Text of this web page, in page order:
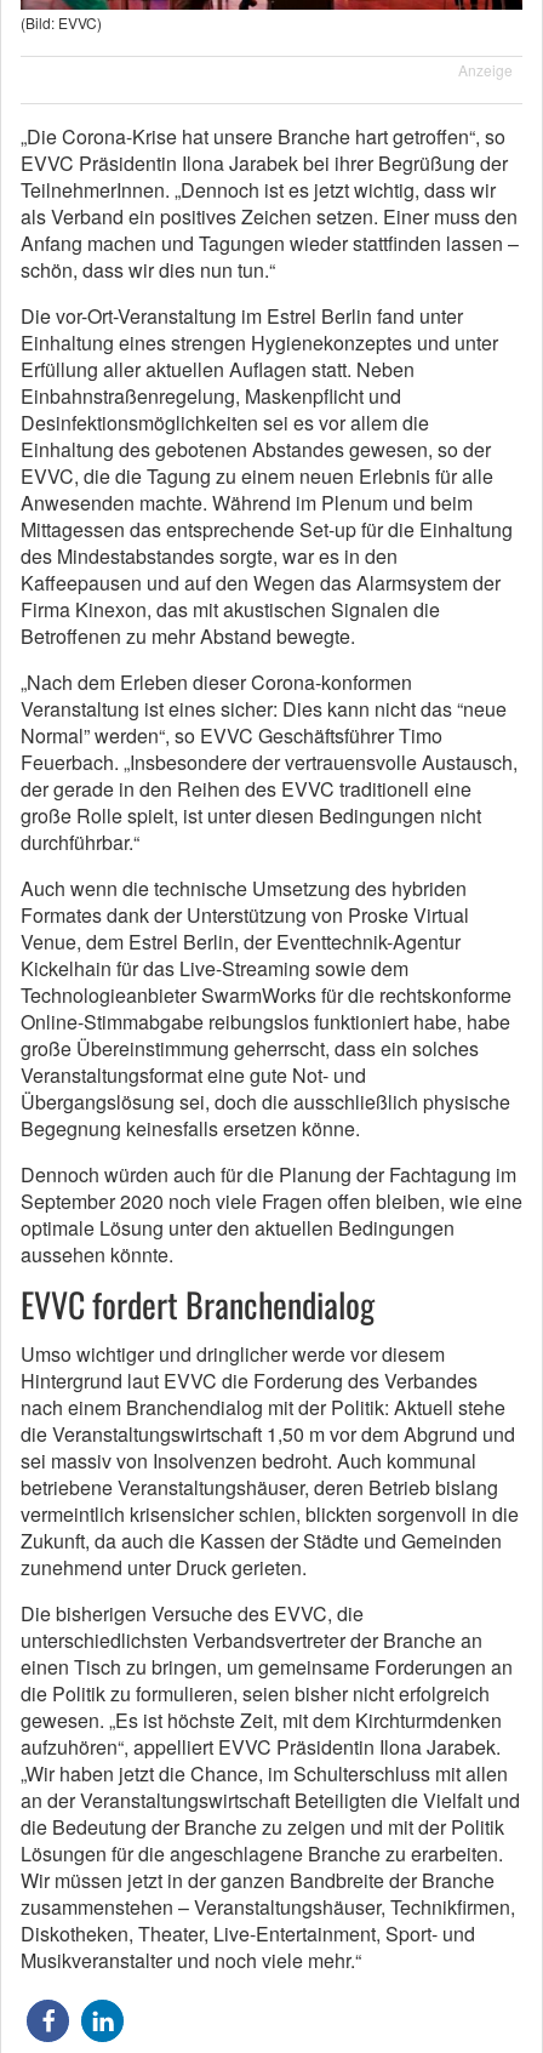
(Bild: EVVC)
Anzeige
„Die Corona-Krise hat unsere Branche hart getroffen“, so
EVVC Präsidentin Ilona Jarabek bei ihrer Begrüßung der
TeilnehmerInnen. „Dennoch ist es jetzt wichtig, dass wir
als Verband ein positives Zeichen setzen. Einer muss den
Anfang machen und Tagungen wieder stattfinden lassen –
schön, dass wir dies nun tun.“
Die vor-Ort-Veranstaltung im Estrel Berlin fand unter
Einhaltung eines strengen Hygienekonzeptes und unter
Erfüllung aller aktuellen Auflagen statt. Neben
Einbahnstraßenregelung, Maskenpflicht und
Desinfektionsmöglichkeiten sei es vor allem die
Einhaltung des gebotenen Abstandes gewesen, so der
EVVC, die die Tagung zu einem neuen Erlebnis für alle
Anwesenden machte. Während im Plenum und beim
Mittagessen das entsprechende Set-up für die Einhaltung
des Mindestabstandes sorgte, war es in den
Kaffeepausen und auf den Wegen das Alarmsystem der
Firma Kinexon, das mit akustischen Signalen die
Betroffenen zu mehr Abstand bewegte.
„Nach dem Erleben dieser Corona-konformen
Veranstaltung ist eines sicher: Dies kann nicht das “neue
Normal” werden“, so EVVC Geschäftsführer Timo
Feuerbach. „Insbesondere der vertrauensvolle Austausch,
der gerade in den Reihen des EVVC traditionell eine
große Rolle spielt, ist unter diesen Bedingungen nicht
durchführbar.“
Auch wenn die technische Umsetzung des hybriden
Formates dank der Unterstützung von Proske Virtual
Venue, dem Estrel Berlin, der Eventtechnik-Agentur
Kickelhain für das Live-Streaming sowie dem
Technologieanbieter SwarmWorks für die rechtskonforme
Online-Stimmabgabe reibungslos funktioniert habe, habe
große Übereinstimmung geherrscht, dass ein solches
Veranstaltungsformat eine gute Not- und
Übergangslösung sei, doch die ausschließlich physische
Begegnung keinesfalls ersetzen könne.
Dennoch würden auch für die Planung der Fachtagung im
September 2020 noch viele Fragen offen bleiben, wie eine
optimale Lösung unter den aktuellen Bedingungen
aussehen könnte.
EVVC fordert Branchendialog
Umso wichtiger und dringlicher werde vor diesem
Hintergrund laut EVVC die Forderung des Verbandes
nach einem Branchendialog mit der Politik: Aktuell stehe
die Veranstaltungswirtschaft 1,50 m vor dem Abgrund und
sei massiv von Insolvenzen bedroht. Auch kommunal
betriebene Veranstaltungshäuser, deren Betrieb bislang
vermeintlich krisensicher schien, blickten sorgenvoll in die
Zukunft, da auch die Kassen der Städte und Gemeinden
zunehmend unter Druck gerieten.
Die bisherigen Versuche des EVVC, die
unterschiedlichsten Verbandsvertreter der Branche an
einen Tisch zu bringen, um gemeinsame Forderungen an
die Politik zu formulieren, seien bisher nicht erfolgreich
gewesen. „Es ist höchste Zeit, mit dem Kirchturmdenken
aufzuhören“, appelliert EVVC Präsidentin Ilona Jarabek.
„Wir haben jetzt die Chance, im Schulterschluss mit allen
an der Veranstaltungswirtschaft Beteiligten die Vielfalt und
die Bedeutung der Branche zu zeigen und mit der Politik
Lösungen für die angeschlagene Branche zu erarbeiten.
Wir müssen jetzt in der ganzen Bandbreite der Branche
zusammenstehen – Veranstaltungshäuser, Technikfirmen,
Diskotheken, Theater, Live-Entertainment, Sport- und
Musikveranstalter und noch viele mehr.“